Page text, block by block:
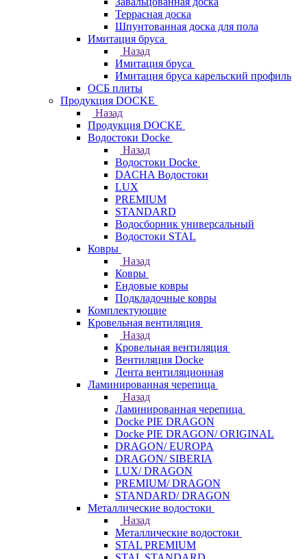
Террасная доска
Шпунтованная доска для пола
Имитация бруса
Назад
Имитация бруса
Имитация бруса карельский профиль
ОСБ плиты
Продукция DOCKE
Назад
Продукция DOCKE
Водостоки Docke
Назад
Водостоки Docke
DACHA Водостоки
LUX
PREMIUM
STANDARD
Водосборник универсальный
Водостоки STAL
Ковры
Назад
Ковры
Ендовые ковры
Подкладочные ковры
Комплектующие
Кровельная вентиляция
Назад
Кровельная вентиляция
Вентиляция Docke
Лента вентиляционная
Ламинированная черепица
Назад
Ламинированная черепица
Docke PIE DRAGON
Docke PIE DRAGON/ ORIGINAL
DRAGON/ EUROPA
DRAGON/ SIBERIA
LUX/ DRAGON
PREMIUM/ DRAGON
STANDARD/ DRAGON
Металлические водостоки
Назад
Металлические водостоки
STAL PREMIUM